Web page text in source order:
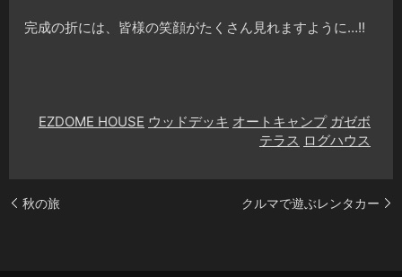
完成の折には、皆様の笑顔がたくさん見れますように…!!
EZDOME HOUSE ウッドデッキ オートキャンプ ガゼボ
テラス ログハウス
秋の旅 クルマで遊ぶレンタカー